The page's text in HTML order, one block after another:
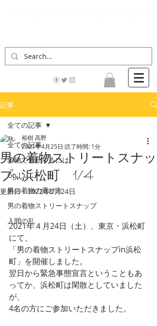
記事
全ての記事
着物で通勤するには
Go！
男の着物の選び方
男の着物ストリートスナップ
入間の乱
全ての記事
男の着物ストリートスナッ
プin浜松町 1/4
裕樹 高野
2021年4月25日 読了時間: 1分
更新日：2022年6月24日
2021年４月24日（土）、東京・浜松町
にて、
「男の着物ストリートスナップin浜松
町」を開催しました。
翌日から緊急事態宣言ということもあ
ってか、浜松町は閑散としていました
が、
4名の方にご参加いただきました。